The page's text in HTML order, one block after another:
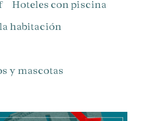
Hoteles con piscina
habitación
y mascotas